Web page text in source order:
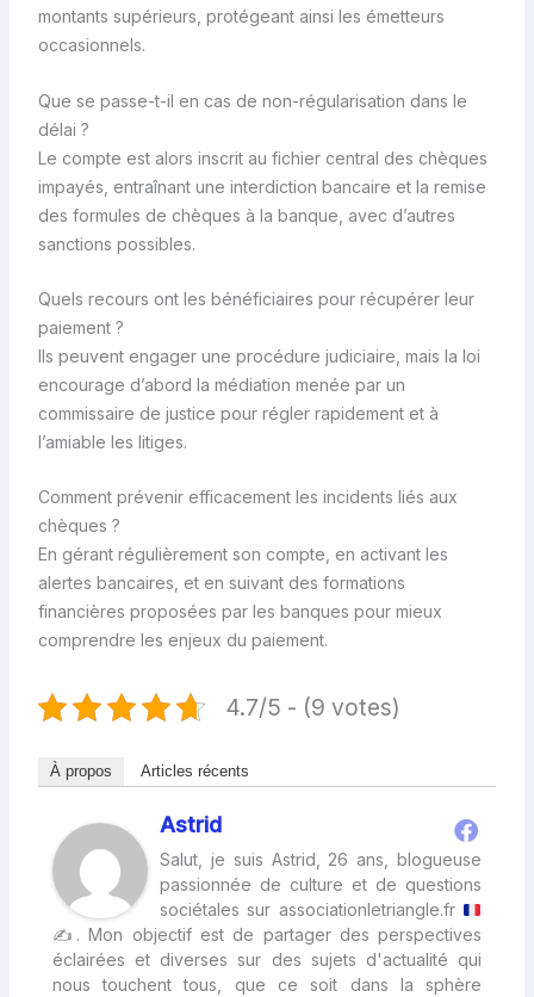
montants supérieurs, protégeant ainsi les émetteurs
occasionnels.
Que se passe-t-il en cas de non-régularisation dans le
délai ?
Le compte est alors inscrit au fichier central des chèques
impayés, entraînant une interdiction bancaire et la remise
des formules de chèques à la banque, avec d’autres
sanctions possibles.
Quels recours ont les bénéficiaires pour récupérer leur
paiement ?
Ils peuvent engager une procédure judiciaire, mais la loi
encourage d’abord la médiation menée par un
commissaire de justice pour régler rapidement et à
l’amiable les litiges.
Comment prévenir efficacement les incidents liés aux
chèques ?
En gérant régulièrement son compte, en activant les
alertes bancaires, et en suivant des formations
financières proposées par les banques pour mieux
comprendre les enjeux du paiement.
4.7/5 - (9 votes)
À propos Articles récents
Astrid
Salut, je suis Astrid, 26 ans, blogueuse
passionnée de culture et de questions
sociétales sur associationletriangle.fr
✍ . Mon objectif est de partager des perspectives
éclairées et diverses sur des sujets d'actualité qui
nous touchent tous, que ce soit dans la sphère